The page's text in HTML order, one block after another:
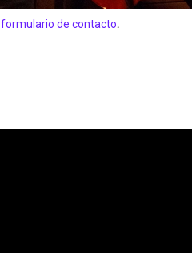
formulario de contacto.